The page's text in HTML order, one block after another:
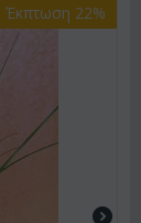
Έκπτωση 22%